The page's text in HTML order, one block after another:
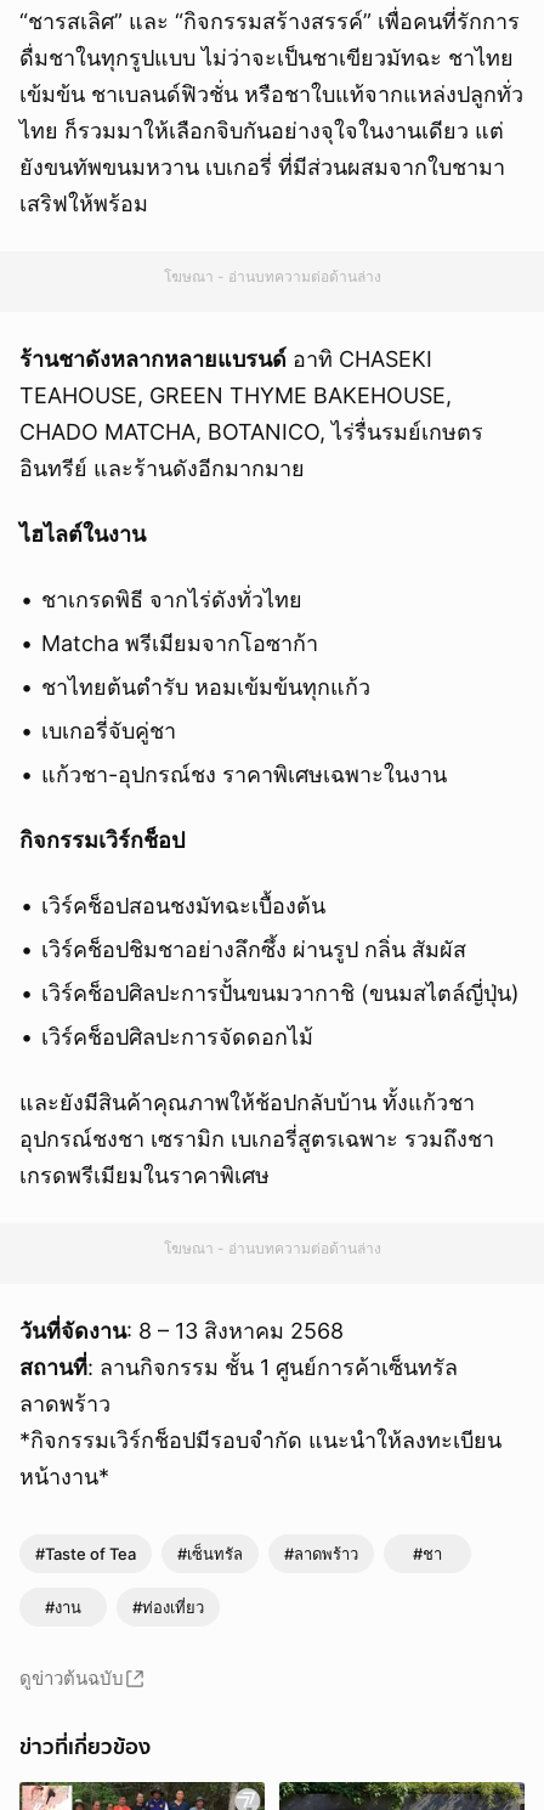
“ชารสเลิศ” และ “กิจกรรมสร้างสรรค์” เพื่อคนที่รักการ
ดื่มชาในทุกรูปแบบ ไม่ว่าจะเป็นชาเขียวมัทฉะ ชาไทย
เข้มข้น ชาเบลนด์ฟิวชั่น หรือชาใบแท้จากแหล่งปลูกทั่ว
ไทย ก็รวมมาให้เลือกจิบกันอย่างจุใจในงานเดียว แต่
ยังขนทัพขนมหวาน เบเกอรี่ ที่มีส่วนผสมจากใบชามา
เสริฟให้พร้อม
โฆษณา - อ่านบทความต่อด้านล่าง
ร้านชาดังหลากหลายแบรนด์ อาทิ CHASEKI
TEAHOUSE, GREEN THYME BAKEHOUSE,
CHADO MATCHA, BOTANICO, ไร่รื่นรมย์เกษตร
อินทรีย์ และร้านดังอีกมากมาย
ไฮไลต์ในงาน
ชาเกรดพิธี จากไร่ดังทั่วไทย
Matcha พรีเมียมจากโอซาก้า
ชาไทยต้นตำรับ หอมเข้มข้นทุกแก้ว
เบเกอรี่จับคู่ชา
แก้วชา-อุปกรณ์ชง ราคาพิเศษเฉพาะในงาน
กิจกรรมเวิร์กช็อป
เวิร์คช็อปสอนชงมัทฉะเบื้องต้น
เวิร์คช็อปชิมชาอย่างลึกซึ้ง ผ่านรูป กลิ่น สัมผัส
เวิร์คช็อปศิลปะการปั้นขนมวากาชิ (ขนมสไตล์ญี่ปุ่น)
เวิร์คช็อปศิลปะการจัดดอกไม้
และยังมีสินค้าคุณภาพให้ช้อปกลับบ้าน ทั้งแก้วชา
อุปกรณ์ชงชา เซรามิก เบเกอรี่สูตรเฉพาะ รวมถึงชา
เกรดพรีเมียมในราคาพิเศษ
โฆษณา - อ่านบทความต่อด้านล่าง
วันที่จัดงาน: 8 – 13 สิงหาคม 2568
สถานที่: ลานกิจกรรม ชั้น 1 ศูนย์การค้าเซ็นทรัล
ลาดพร้าว
*กิจกรรมเวิร์กช็อปมีรอบจำกัด แนะนำให้ลงทะเบียน
หน้างาน*
#Taste of Tea #เซ็นทรัล #ลาดพร้าว #ชา
#งาน #ท่องเที่ยว
ดูข่าวต้นฉบับ
ข่าวที่เกี่ยวข้อง